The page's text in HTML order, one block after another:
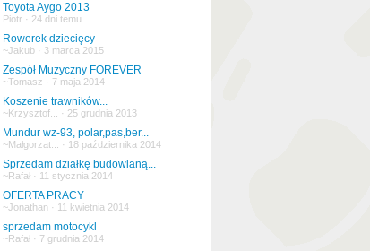
Toyota Aygo 2013
Piotr · 24 dni temu
Rowerek dziecięcy
~Jakub · 3 marca 2015
Zespół Muzyczny FOREVER
~Tomasz · 7 maja 2014
Koszenie trawników...
~Krzysztof... · 25 grudnia 2013
Mundur wz-93, polar,pas,ber...
~Małgorzat... · 18 października 2014
Sprzedam działkę budowlaną...
~Rafał · 11 stycznia 2014
OFERTA PRACY
~Jonathan · 11 kwietnia 2014
sprzedam motocykl
~Rafał · 7 grudnia 2014